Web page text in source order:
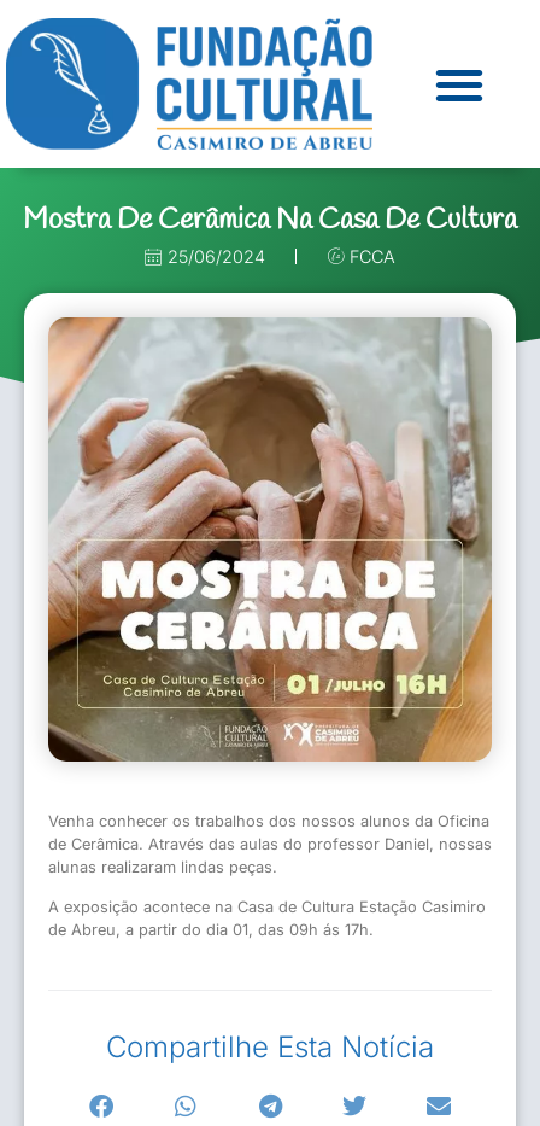
Mostra De Cerâmica Na Casa De Cultura
25/06/2024 FCCA
Venha conhecer os trabalhos dos nossos alunos da Oficina
de Cerâmica. Através das aulas do professor Daniel, nossas
alunas realizaram lindas peças.
A exposição acontece na Casa de Cultura Estação Casimiro
de Abreu, a partir do dia 01, das 09h ás 17h.
Compartilhe Esta Notícia